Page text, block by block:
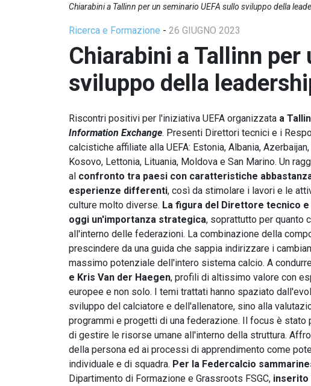
Chiarabini a Tallinn per un seminario UEFA sullo sviluppo della
Ricerca e Formazione - 26 GIUGNO 2023
Chiarabini a Tallinn per
sviluppo della
Riscontri positivi per l'iniziativa UEFA organizzata a
Information Exchange. Presenti Direttori tecnici e i
calcistiche affiliate alla UEFA: Estonia, Albania,
Kosovo, Lettonia, Lituania, Moldova e San Marino. Un
al confronto tra paesi con caratteristiche
esperienze differenti, così da stimolare i lavori e le
culture molto diverse. La figura del Direttore tecnico
oggi un'importanza strategica, soprattutto per quanto
all'interno delle federazioni. La combinazione della
prescindere da una guida che sappia indirizzare i
massimo potenziale dell'intero sistema calcio. A
e Kris Van der Haegen, profili di altissimo valore con
europee e non solo. I temi trattati hanno spaziato
sviluppo del calciatore e dell'allenatore, sino alla
programmi e progetti di una federazione. Il focus è
di gestire le risorse umane all'interno della struttura.
della persona ed ai processi di apprendimento come
individuale e di squadra. Per la Federcalcio
Dipartimento di Formazione e Grassroots FSGC, inserito